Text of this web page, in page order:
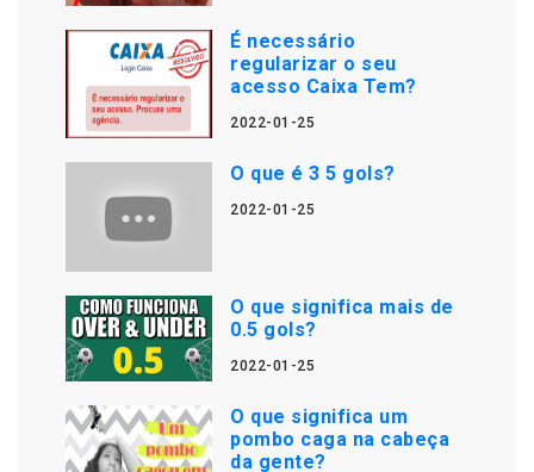
É necessário
regularizar o seu
acesso Caixa Tem?
2022-01-25
O que é 3 5 gols?
2022-01-25
O que significa mais de
0.5 gols?
2022-01-25
O que significa um
pombo caga na cabeça
da gente?